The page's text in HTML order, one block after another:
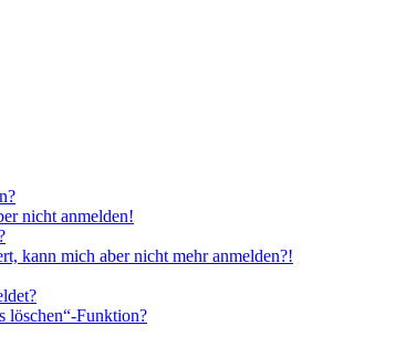
nicht anmelden!
kann mich aber nicht mehr anmelden?!
löschen“-Funktion?